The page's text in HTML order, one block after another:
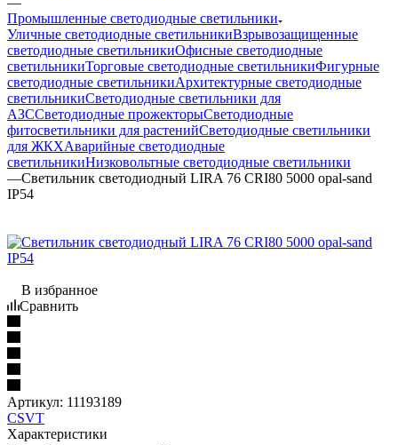
Промышленные светодиодные светильники
Уличные светодиодные светильникиВзрывозащищенные
светодиодные светильникиОфисные светодиодные
светильникиТорговые светодиодные светильникиФигурные
светодиодные светильникиАрхитектурные светодиодные
светильникиСветодиодные светильники для
АЗССветодиодные прожекторыСветодиодные
фитосветильники для растенийСветодиодные светильники
для ЖКХАварийные светодиодные
светильникиНизковольтные светодиодные светильники
—Светильник светодиодный LIRA 76 CRI80 5000 opal-sand
IP54
В избранное
Сравнить
Артикул: 11193189
CSVT
Характеристики